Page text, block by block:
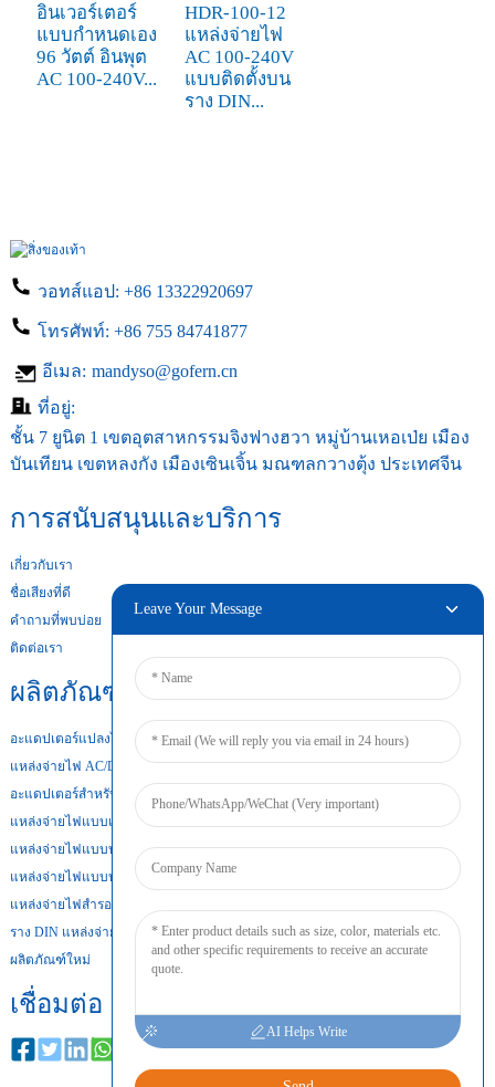
อินเวอร์เตอร์
แบบกำหนดเอง
96 วัตต์ อินพุต
AC 100-240V...
HDR-100-12
แหล่งจ่ายไฟ
AC 100-240V
แบบติดตั้งบน
ราง DIN...
วอทส์แอป: +86 13322920697
โทรศัพท์: +86 755 84741877
อีเมล: mandyso@gofern.cn
ที่อยู่:
ชั้น 7 ยูนิต 1 เขตอุตสาหกรรมจิงฟางฮวา หมู่บ้านเหอเป่ย เมือง
บันเทียน เขตหลงกัง เมืองเซินเจิ้น มณฑลกวางตุ้ง ประเทศจีน
การสนับสนุนและบริการ
เกี่ยวกับเรา
ชื่อเสียงที่ดี
คำถามที่พบบ่อย
ติดต่อเรา
ผลิตภัณฑ์ของเรา
อะแดปเตอร์แปลงไฟสำหรับเดสก์ท็อป
แหล่งจ่ายไฟ AC/DC
อะแดปเตอร์สำหรับติดตั้งบนผนัง
แหล่งจ่ายไฟแบบเปิดเฟรม
แหล่งจ่ายไฟแบบบางพิเศษ
แหล่งจ่ายไฟแบบบาง
แหล่งจ่ายไฟสำรองแบตเตอรี่
ราง DIN แหล่งจ่ายไฟ
ผลิตภัณฑ์ใหม่
เชื่อมต่อ
Leave Your Message
AI Helps Write